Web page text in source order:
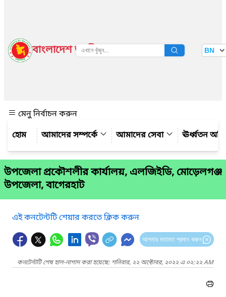
বাংলাদেশ জাতীয় তথ্য বাতায়ন BN
মেনু নির্বাচন করুন
আমাদের সম্পর্কে
আমাদের সেবা ঊর্ধ্বতন
উপজেলা প্রকৌশলীর কার্যালয়, এলজিইডি, মোড়েলগঞ্জ
উপজেলা, বাগেরহাট
এই কনটেন্টটি শেয়ার করতে ক্লিক করুন
আপনার মতামত প্রদান করুন
কনটেন্টটি শেষ হাল-নাগাদ করা হয়েছে: শনিবার, ২২ অক্টোবর, ২০২২ এ ০২:২২ AM